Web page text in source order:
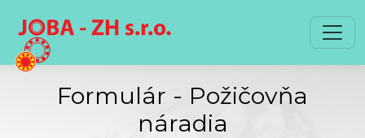
Formulár - Požičovňa
náradia